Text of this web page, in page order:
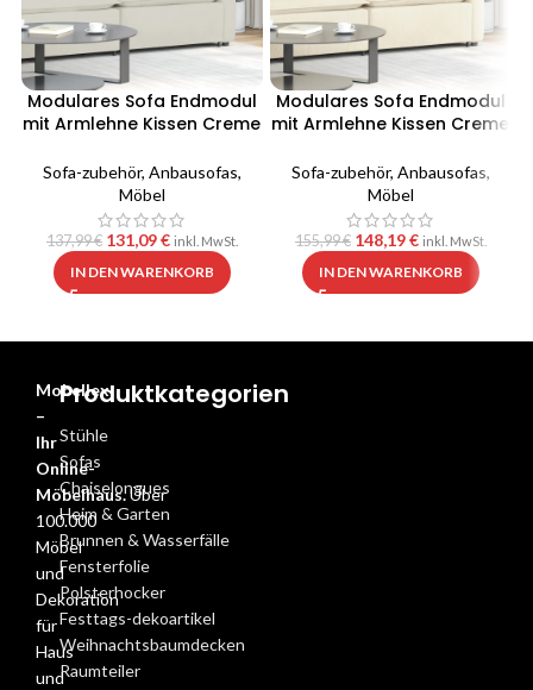
Modulares Sofa Endmodul
mit Armlehne Kissen Creme
Sofa-zubehör, Anbausofas,
Möbel
137,99€ 131,09€ inkl. MwSt.
IN DEN WARENKORB
Modulares Sofa Endmodul
mit Armlehne Kissen Creme
Sofa-zubehör, Anbausofas,
Möbel
155,99€ 148,19€ inkl. MwSt.
IN DEN WARENKORB
Mobellex
–
Ihr
Online-
Möbelhaus.Über
100.000
Möbel
und
Dekoration
für
Haus
und
Produktkategorien
Stühle
Sofas
Chaiselongues
Heim & Garten
Brunnen & Wasserfälle
Fensterfolie
Polsterhocker
Festtags-dekoartikel
Weihnachtsbaumdecken
Raumteiler